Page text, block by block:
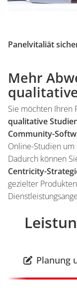
Panelvitaliät
Mehr
Sie möchten Ihren
qualitative
Community-
Online-Studien um
Dadurch können
Centricity-
gezielter
Planung